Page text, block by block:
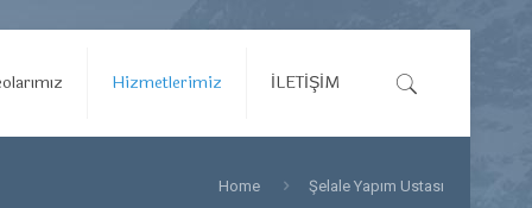
Hizmetlerimiz İLETİŞİM
Home Şelale Yapım Ustası